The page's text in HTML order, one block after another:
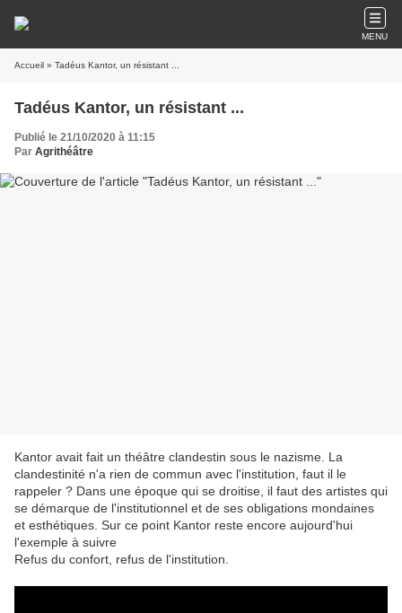
MENU
Accueil » Tadéus Kantor, un résistant ...
Tadéus Kantor, un résistant ...
Publié le 21/10/2020 à 11:15
Par Agrithéâtre
Kantor avait fait un théâtre clandestin sous le nazisme. La
clandestinité n'a rien de commun avec l'institution, faut il le
rappeler ? Dans une époque qui se droitise, il faut des artistes qui
se démarque de l'institutionnel et de ses obligations mondaines
et esthétiques. Sur ce point Kantor reste encore aujourd'hui
l'exemple à suivre
Refus du confort, refus de l'institution.